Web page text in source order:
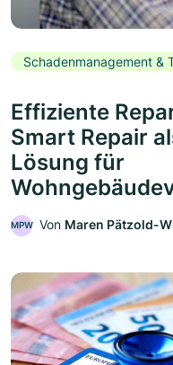
Schadenmanagement &
Effiziente
Smart Repair
Lösung für
MPW Von Maren Pätzold-